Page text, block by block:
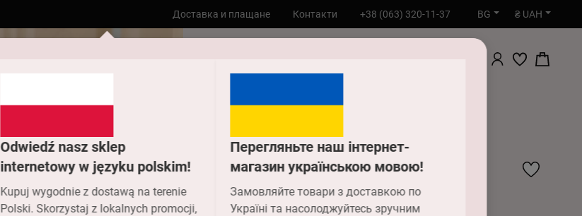
Odwiedź nasz sklep
internetowy w języku polskim!
Kupuj wygodnie z dostawą na terenie
Polski. Skorzystaj z lokalnych promocji,
Перегляньте наш інтернет-
магазин українською мовою!
Замовляйте товари з доставкою по
Україні та насолоджуйтесь зручним
Доставка и плащане Контакти +38 (063) 320-11-37 BG ₴ UAH
Към главната Бельо
8187-055 Сутиен Anabel
Arto